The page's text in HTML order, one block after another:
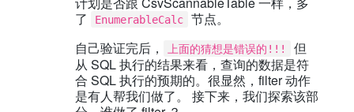
了
EnumerableCalc
节点。
自己验证完后，
上面的猜想是错误的!!!
但
从 SQL 执行的结果来看，查询的数据是符
合 SQL 执行的预期的。很显然，filter 动作
是有人帮我们做了。 接下来，我们探索该部